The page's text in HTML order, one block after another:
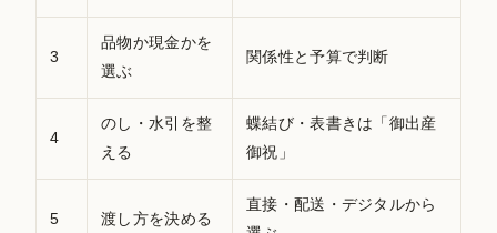
3
品物か現金かを
選ぶ
関係性と予算で判断
4
のし・水引を整
える
蝶結び・表書きは「御出産
御祝」
5 渡し方を決める
直接・配送・デジタルから